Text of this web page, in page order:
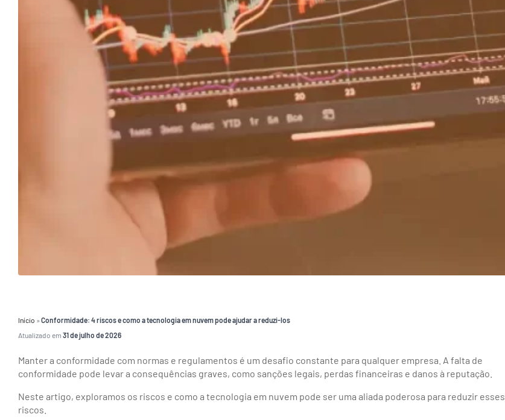
Início »Conformidade: 4 riscos e como a tecnologia em nuvem pode ajudar a reduzi-los
Atualizado em 31 de julho de 2026
Manter a conformidade com normas e regulamentos é um desafio constante para qualquer empresa. A falta de
conformidade pode levar a consequências graves, como sanções legais, perdas financeiras e danos à reputação.
Neste artigo, exploramos os riscos e como a tecnologia em nuvem pode ser uma aliada poderosa para reduzir esses
riscos.